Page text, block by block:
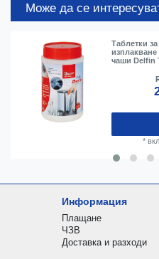
Може да се
Таблетки
чаши Delfin
*
Информация
Плащане
ЧЗВ
Доставка и разходи